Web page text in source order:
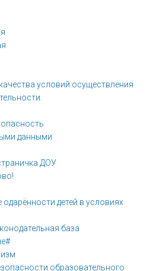
условий осуществления
данными
ДОУ
детей в условиях
база
образовательного